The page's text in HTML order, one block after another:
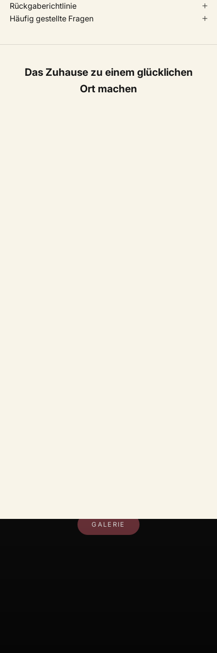
Rückgaberichtlinie
Häufig gestellte Fragen
Das Zuhause zu einem glücklichen
Ort machen
GALERIE